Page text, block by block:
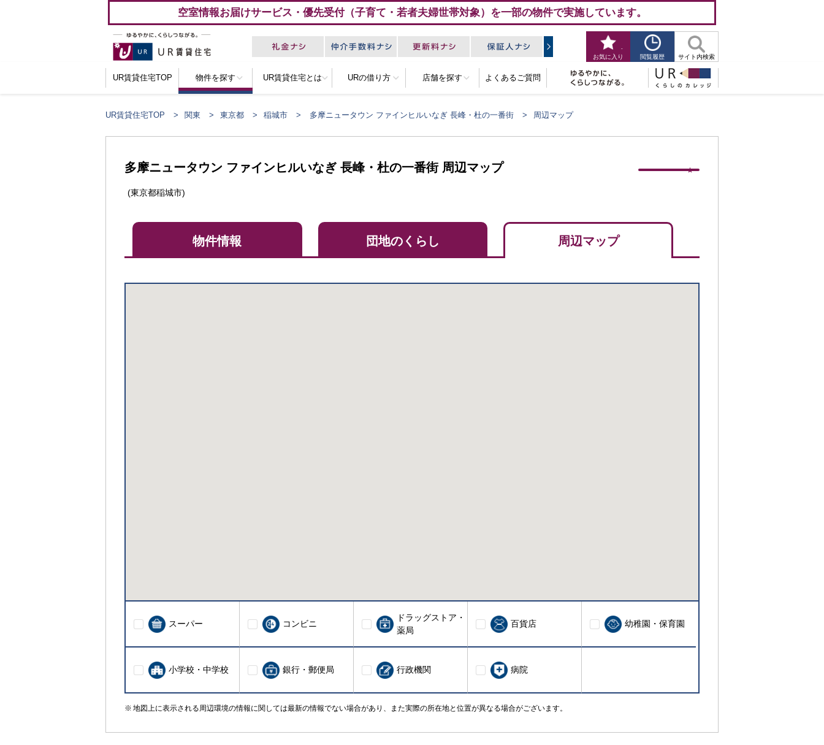
空室情報お届けサービス・優先受付（子育て・若者夫婦世帯対象）を一部の物件で実施しています。
お気に入り
-
閲覧履歴 サイト内検索
UR賃貸住宅TOP 物件を探す UR賃貸住宅とは URの借り方 店舗を探す よくあるご質問
UR賃貸住宅TOP 関東 東京都 稲城市 多摩ニュータウン ファインヒルいなぎ 長峰・杜の一番街 周辺マップ
多摩ニュータウン ファインヒルいなぎ 長峰・杜の一番街 周辺マップ
(東京都稲城市)
物件情報 団地のくらし 周辺マップ
スーパー コンビニ
ドラッグストア・
薬局
百貨店 幼稚園・保育園
小学校・中学校 銀行・郵便局 行政機関 病院
地図上に表示される周辺環境の情報に関しては最新の情報でない場合があり、また実際の所在地と位置が異なる場合がございます。